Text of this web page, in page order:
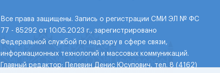
Все права защищены. Запись о регистрации СМИ ЭЛ № ФС
77 - 85292 от 10.05.2023 г., зарегистрировано
Федеральной службой по надзору в сфере связи,
информационных технологий и массовых коммуникаций.
Главный редактор: Пелевин Денис Юсупович, тел. 8 (4162)